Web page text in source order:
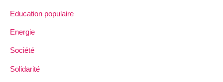
Education populaire
Energie
Société
Solidarité